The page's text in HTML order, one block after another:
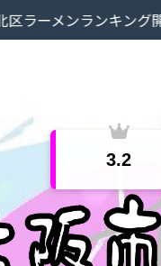
ング開発が完了しま
3.2